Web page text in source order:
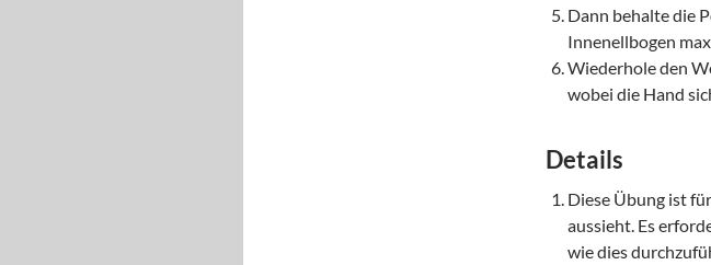
Dann behalte die
Innenellbogen
Wiederhole den
wobei die Hand
Details
Diese Übung ist
aussieht. Es
wie dies